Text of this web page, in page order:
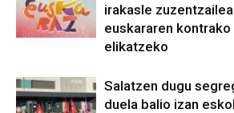
irakasle
euskararen
elikatzeko
Salatzen dugu
duela balio izan